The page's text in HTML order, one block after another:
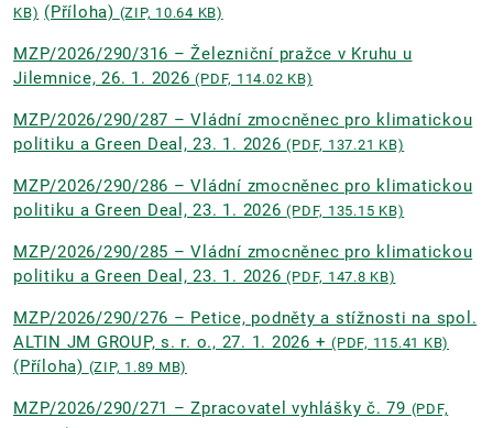
KB) (Příloha) (ZIP, 10.64 KB)
MZP/2026/290/316 – Železniční pražce v Kruhu u
Jilemnice, 26. 1. 2026(PDF, 114.02 KB)
MZP/2026/290/287 – Vládní zmocněnec pro klimatickou
politiku a Green Deal, 23. 1. 2026(PDF, 137.21 KB)
MZP/2026/290/286 – Vládní zmocněnec pro klimatickou
politiku a Green Deal, 23. 1. 2026(PDF, 135.15 KB)
MZP/2026/290/285 – Vládní zmocněnec pro klimatickou
politiku a Green Deal, 23. 1. 2026(PDF, 147.8 KB)
MZP/2026/290/276 – Petice, podněty a stížnosti na spol.
ALTIN JM GROUP, s. r. o., 27. 1. 2026 + (PDF, 115.41 KB)
(Příloha) (ZIP, 1.89 MB)
MZP/2026/290/271 – Zpracovatel vyhlášky č. 79 (PDF,